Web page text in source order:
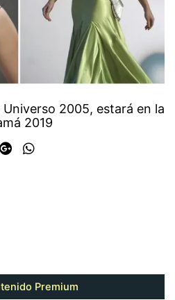
2005, estará en la
2019
Premium